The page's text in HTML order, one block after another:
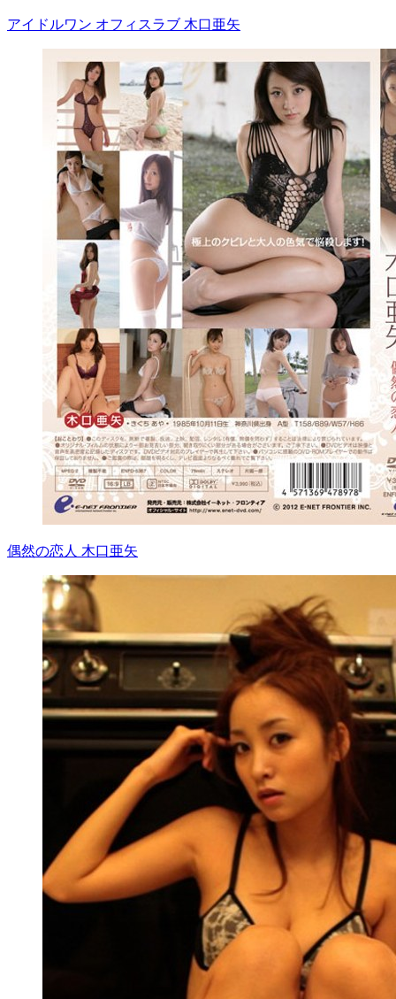
アイドルワン オフィスラブ 木口亜矢
偶然の恋人 木口亜矢